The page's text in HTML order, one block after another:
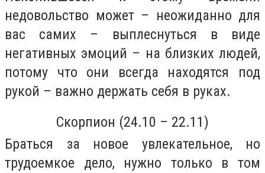
недовольство может – неожиданно для
вас самих – выплеснуться в виде
негативных эмоций – на близких людей,
потому что они всегда находятся под
рукой – важно держать себя в руках.
Скорпион (24.10 – 22.11)
Браться за новое увлекательное, но
трудоемкое дело, нужно только в том